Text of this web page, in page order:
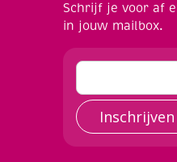
Schrijf je voor af
in jouw mailbox.
Inschrijven